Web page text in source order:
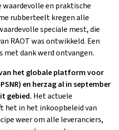
waardevolle en praktische
rubberteelt kregen alle
speciale mest, die
RAOT was ontwikkeld. Een
met dank werd ontvangen.
van het globale platform voor
en herzag al in september
gebied. Het actuele
het in het inkoopbeleid van
weer om alle leveranciers,